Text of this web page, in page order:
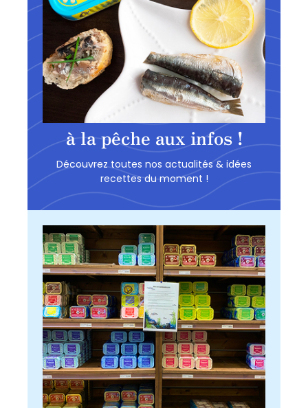
à la pêche aux infos !
Découvrez toutes nos actualités & idées
recettes du moment !